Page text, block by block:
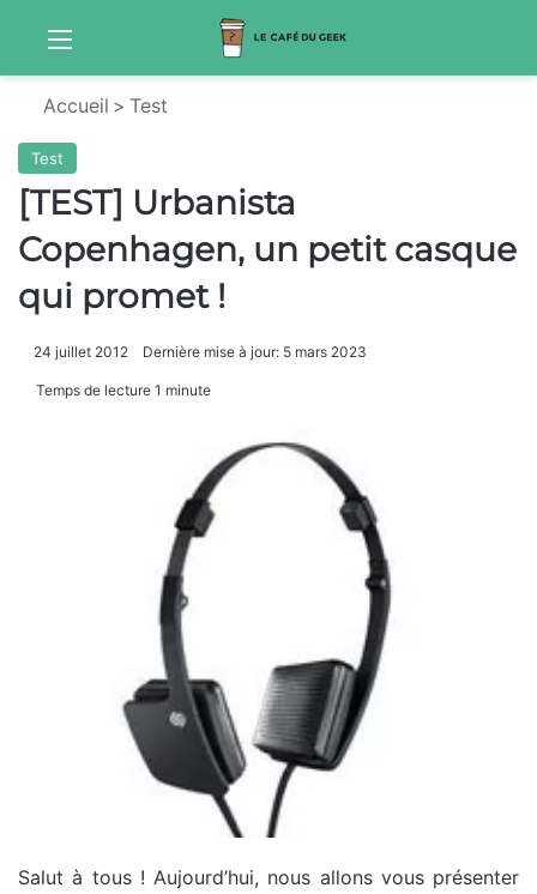
Accueil > Test
Test
[TEST] Urbanista
Copenhagen, un petit casque
qui promet !
24 juillet 2012 Dernière mise à jour: 5 mars 2023
Temps de lecture 1 minute
Salut à tous ! Aujourd’hui, nous allons vous présenter